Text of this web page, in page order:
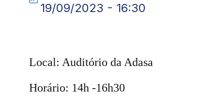
19/09/2023 - 16:30
Local: Auditório da Adasa
Horário: 14h -16h30